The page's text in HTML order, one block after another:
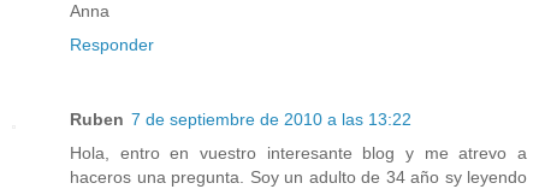
Anna
Responder
Ruben 7 de septiembre de 2010 a las 13:22
Hola, entro en vuestro interesante blog y me atrevo a
haceros una pregunta. Soy un adulto de 34 año sy leyendo